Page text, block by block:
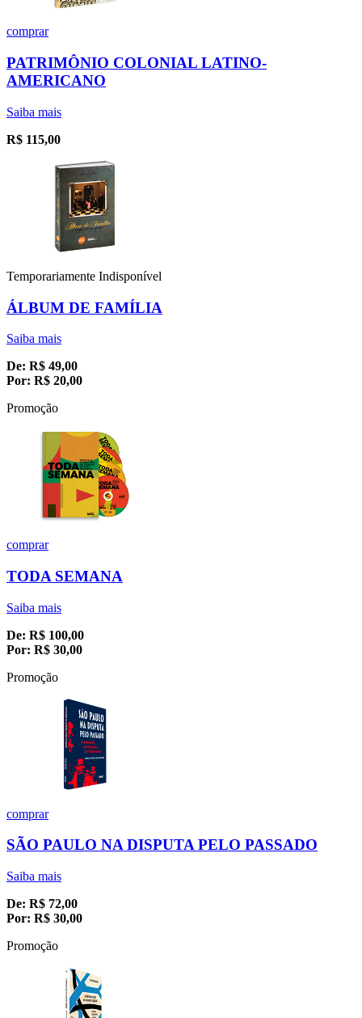
comprar
PATRIMÔNIO COLONIAL LATINO-
AMERICANO
Saiba mais
R$ 115,00
Temporariamente Indisponível
ÁLBUM DE FAMÍLIA
Saiba mais
De: R$ 49,00
Por: R$ 20,00
Promoção
comprar
TODA SEMANA
Saiba mais
De: R$ 100,00
Por: R$ 30,00
Promoção
comprar
SÃO PAULO NA DISPUTA PELO PASSADO
Saiba mais
De: R$ 72,00
Por: R$ 30,00
Promoção